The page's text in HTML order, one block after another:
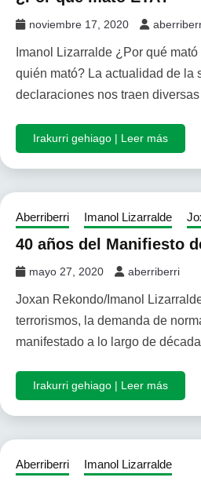
noviembre 17, 2020
Imanol Lizarralde ¿Por qué
quién mató? La actualidad de la
declaraciones nos traen
Irakurri gehiago | Leer más
Aberriberri Imanol Lizarralde
40 años del Manifiesto
mayo 27, 2020 aberriberri
Joxan Rekondo/Imanol
terrorismos, la demanda de
manifestado a lo largo de
Irakurri gehiago | Leer más
Aberriberri Imanol Lizarralde